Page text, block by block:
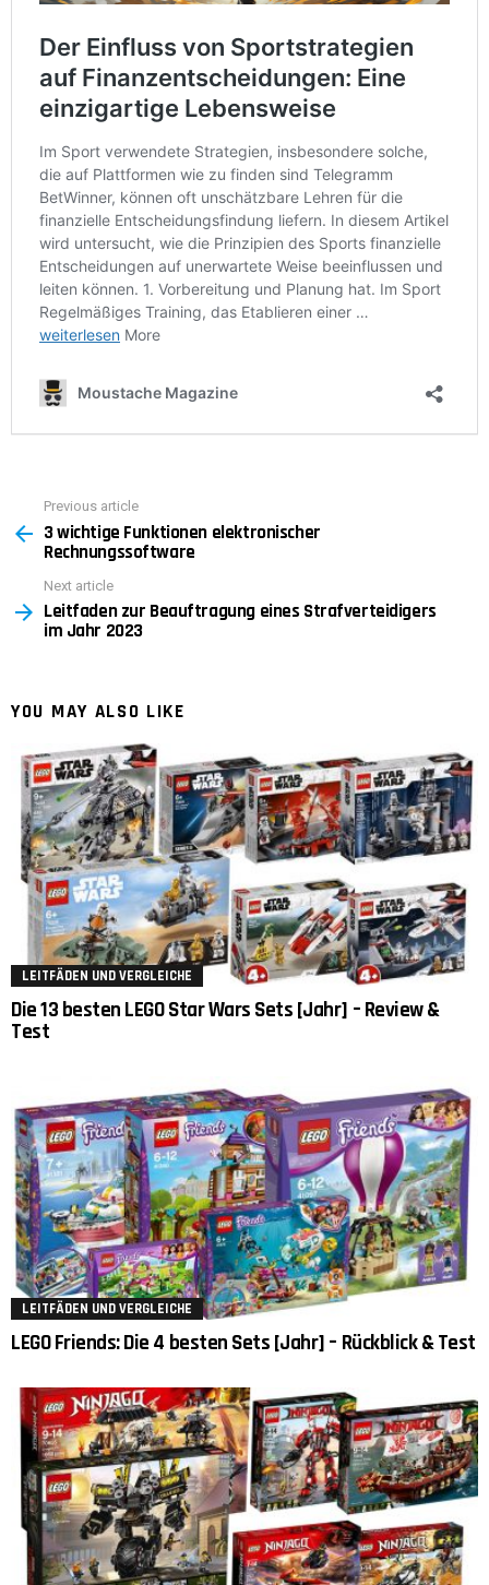
more
Previous article
3 wichtige Funktionen elektronischer
Rechnungssoftware
Next article
Leitfaden zur Beauftragung eines Strafverteidigers
im Jahr 2023
YOU MAY ALSO LIKE
LEITFÄDEN UND VERGLEICHE
Die 13 besten LEGO Star Wars Sets [Jahr] – Review &
Test
LEITFÄDEN UND VERGLEICHE
LEGO Friends: Die 4 besten Sets [Jahr] – Rückblick & Test